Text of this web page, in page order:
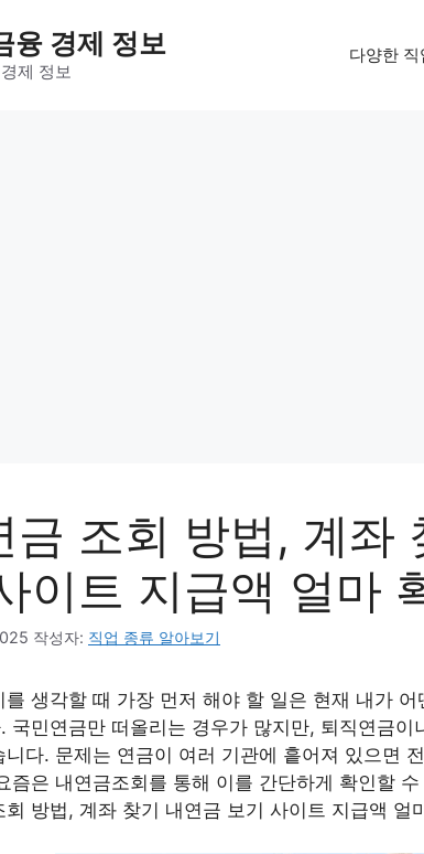
융 경제 정보
제 정보
다양한
금 조회 방법, 계좌
이트 지급액 얼마
작성자: 직업 종류 알아보기
를 생각할 때 가장 먼저 해야 할 일은 현재 내가
국민연금만 떠올리는 경우가 많지만, 퇴직연금
니다. 문제는 연금이 여러 기관에 흩어져 있으면
즘은 내연금조회를 통해 이를 간단하게 확인할
회 방법, 계좌 찾기 내연금 보기 사이트 지급액 얼